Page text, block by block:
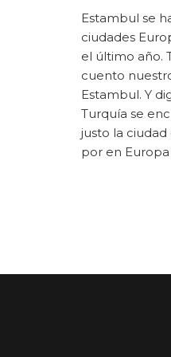
Estambul se
ciudades
el último año.
cuento
Estambul. Y
Turquía se
justo la
por en Europa